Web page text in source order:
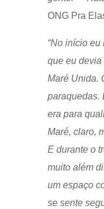
ONG Pra
“No início
que eu devia
Maré Unida.
paraquedas.
era para
Maré, claro,
E durante o
muito além
um espaço
se sente